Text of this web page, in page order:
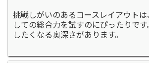
挑戦しがいのあるコースレイアウト
しての総合力を試すのにぴったりで
したくなる奥深さがあります。